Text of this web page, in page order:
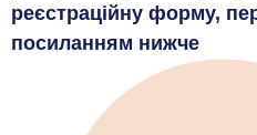
реєстраційну форму,
посиланням нижче